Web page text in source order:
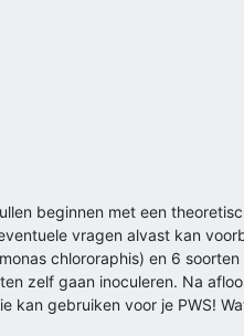
beginnen met een
vragen alvast kan
chlororaphis) en 6
zelf gaan inoculeren. Na
kan gebruiken voor je PWS!